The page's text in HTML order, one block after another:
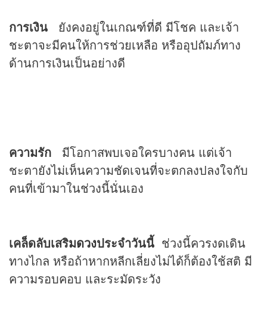
การเงิน ยังคงอยู่ในเกณฑ์ที่ดี มีโชค และเจ้า
ชะตาจะมีคนให้การช่วยเหลือ หรืออุปถัมภ์ทาง
ด้านการเงินเป็นอย่างดี
ความรัก มีโอกาสพบเจอใครบางคน แต่เจ้า
ชะตายังไม่เห็นความชัดเจนที่จะตกลงปลงใจกับ
คนที่เข้ามาในช่วงนี้นั่นเอง
เคล็ดลับเสริมดวงประจำวันนี้ ช่วงนี้ควรงดเดิน
ทางไกล หรือถ้าหากหลีกเลี่ยงไม่ได้ก็ต้องใช้สติ มี
ความรอบคอบ และระมัดระวัง